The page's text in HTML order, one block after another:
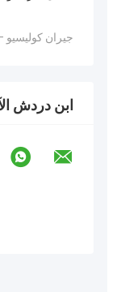
—— جيران كوليسيو
ابن دردش